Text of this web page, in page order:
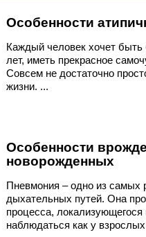
Особенности
Каждый человек хочет
лет, иметь прекрасное
Совсем не достаточно
жизни. ...
Особенности
новорожденных
Пневмония – одно из самых
дыхательных путей. Она
процесса,
наблюдаться как у